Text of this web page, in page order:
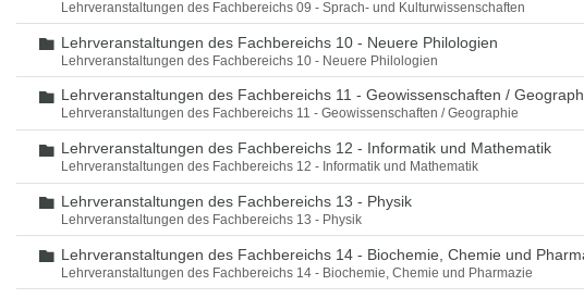
Lehrveranstaltungen des Fachbereichs 09 - Sprach- und Kulturwissenschaften
Ordner
Lehrveranstaltungen des Fachbereichs 10 - Neuere Philologien
Lehrveranstaltungen des Fachbereichs 10 - Neuere Philologien
Ordner
Lehrveranstaltungen des Fachbereichs 11 - Geowissenschaften /
Lehrveranstaltungen des Fachbereichs 11 - Geowissenschaften / Geographie
Ordner
Lehrveranstaltungen des Fachbereichs 12 - Informatik und Mathematik
Lehrveranstaltungen des Fachbereichs 12 - Informatik und Mathematik
Ordner
Lehrveranstaltungen des Fachbereichs 13 - Physik
Lehrveranstaltungen des Fachbereichs 13 - Physik
Ordner
Lehrveranstaltungen des Fachbereichs 14 - Biochemie, Chemie und
Lehrveranstaltungen des Fachbereichs 14 - Biochemie, Chemie und Pharmazie